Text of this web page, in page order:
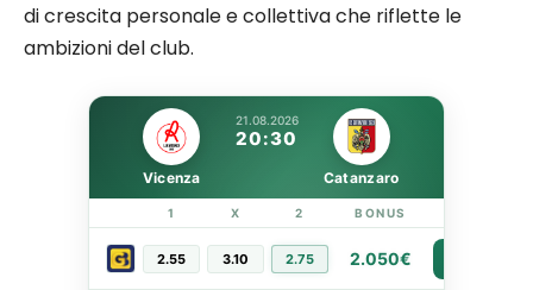
di crescita personale e collettiva che riflette le
ambizioni del club.
21.08.2026
20:30
Vicenza Catanzaro
1 X 2 BONUS
2.55 3.10 2.75 2.050€